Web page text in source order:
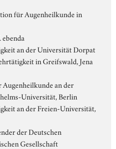
für Augenheilkunde in
an der Universität Dorpat
in Greifswald, Jena
Augenheilkunde an der
Universität, Berlin
an der Freien-Universität,
der Deutschen
Gesellschaft